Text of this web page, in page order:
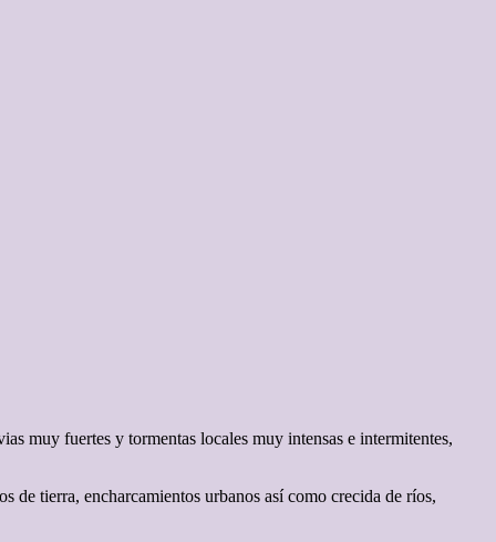
muy fuertes y tormentas locales muy intensas e intermitentes,
de tierra, encharcamientos urbanos así como crecida de ríos,